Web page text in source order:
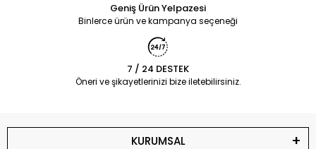
Geniş Ürün Yelpazesi
Binlerce ürün ve kampanya seçeneği
7 / 24 DESTEK
Öneri ve şikayetlerinizi bize iletebilirsiniz.
KURUMSAL